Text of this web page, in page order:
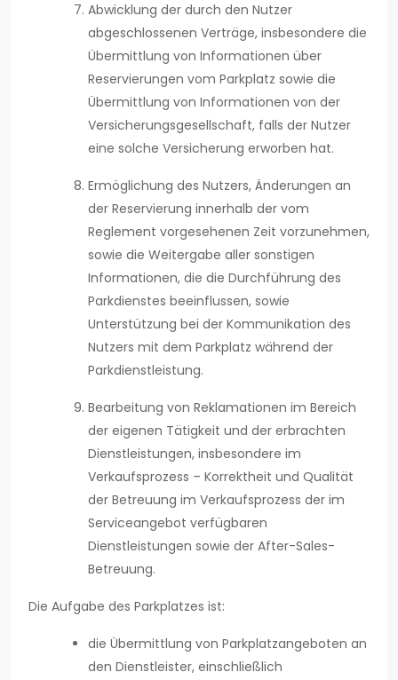
Abwicklung der durch den Nutzer
abgeschlossenen Verträge, insbesondere die
Übermittlung von Informationen über
Reservierungen vom Parkplatz sowie die
Übermittlung von Informationen von der
Versicherungsgesellschaft, falls der Nutzer
eine solche Versicherung erworben hat.
Ermöglichung des Nutzers, Änderungen an
der Reservierung innerhalb der vom
Reglement vorgesehenen Zeit vorzunehmen,
sowie die Weitergabe aller sonstigen
Informationen, die die Durchführung des
Parkdienstes beeinflussen, sowie
Unterstützung bei der Kommunikation des
Nutzers mit dem Parkplatz während der
Parkdienstleistung.
Bearbeitung von Reklamationen im Bereich
der eigenen Tätigkeit und der erbrachten
Dienstleistungen, insbesondere im
Verkaufsprozess – Korrektheit und Qualität
der Betreuung im Verkaufsprozess der im
Serviceangebot verfügbaren
Dienstleistungen sowie der After-Sales-
Betreuung.
Die Aufgabe des Parkplatzes ist:
die Übermittlung von Parkplatzangeboten an
den Dienstleister, einschließlich